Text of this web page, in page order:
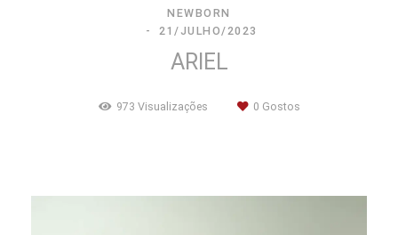
NEWBORN
21/JULHO/2023
ARIEL
973 Visualizações 0 Gostos